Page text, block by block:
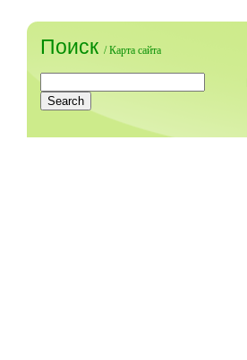
Поиск /Карта сайта